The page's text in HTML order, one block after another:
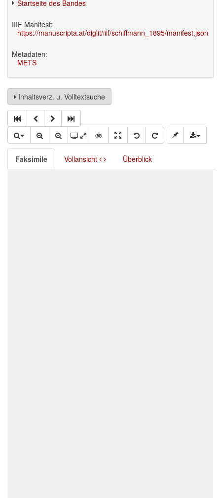
Startseite des Bandes
IIIF Manifest:
https://manuscripta.at/diglit/iiif/schiffmann_1895/manifest.json
Metadaten:
METS
Inhaltsverz. u. Volltextsuche
Faksimile Vollansicht Überblick